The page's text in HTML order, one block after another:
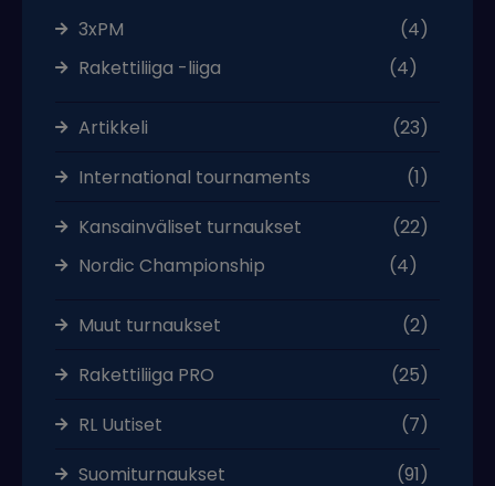
3xPM
(4)
Rakettiliiga -liiga
(4)
Artikkeli
(23)
International tournaments
(1)
Kansainväliset turnaukset
(22)
Nordic Championship
(4)
Muut turnaukset
(2)
Rakettiliiga PRO
(25)
RL Uutiset
(7)
Suomiturnaukset
(91)